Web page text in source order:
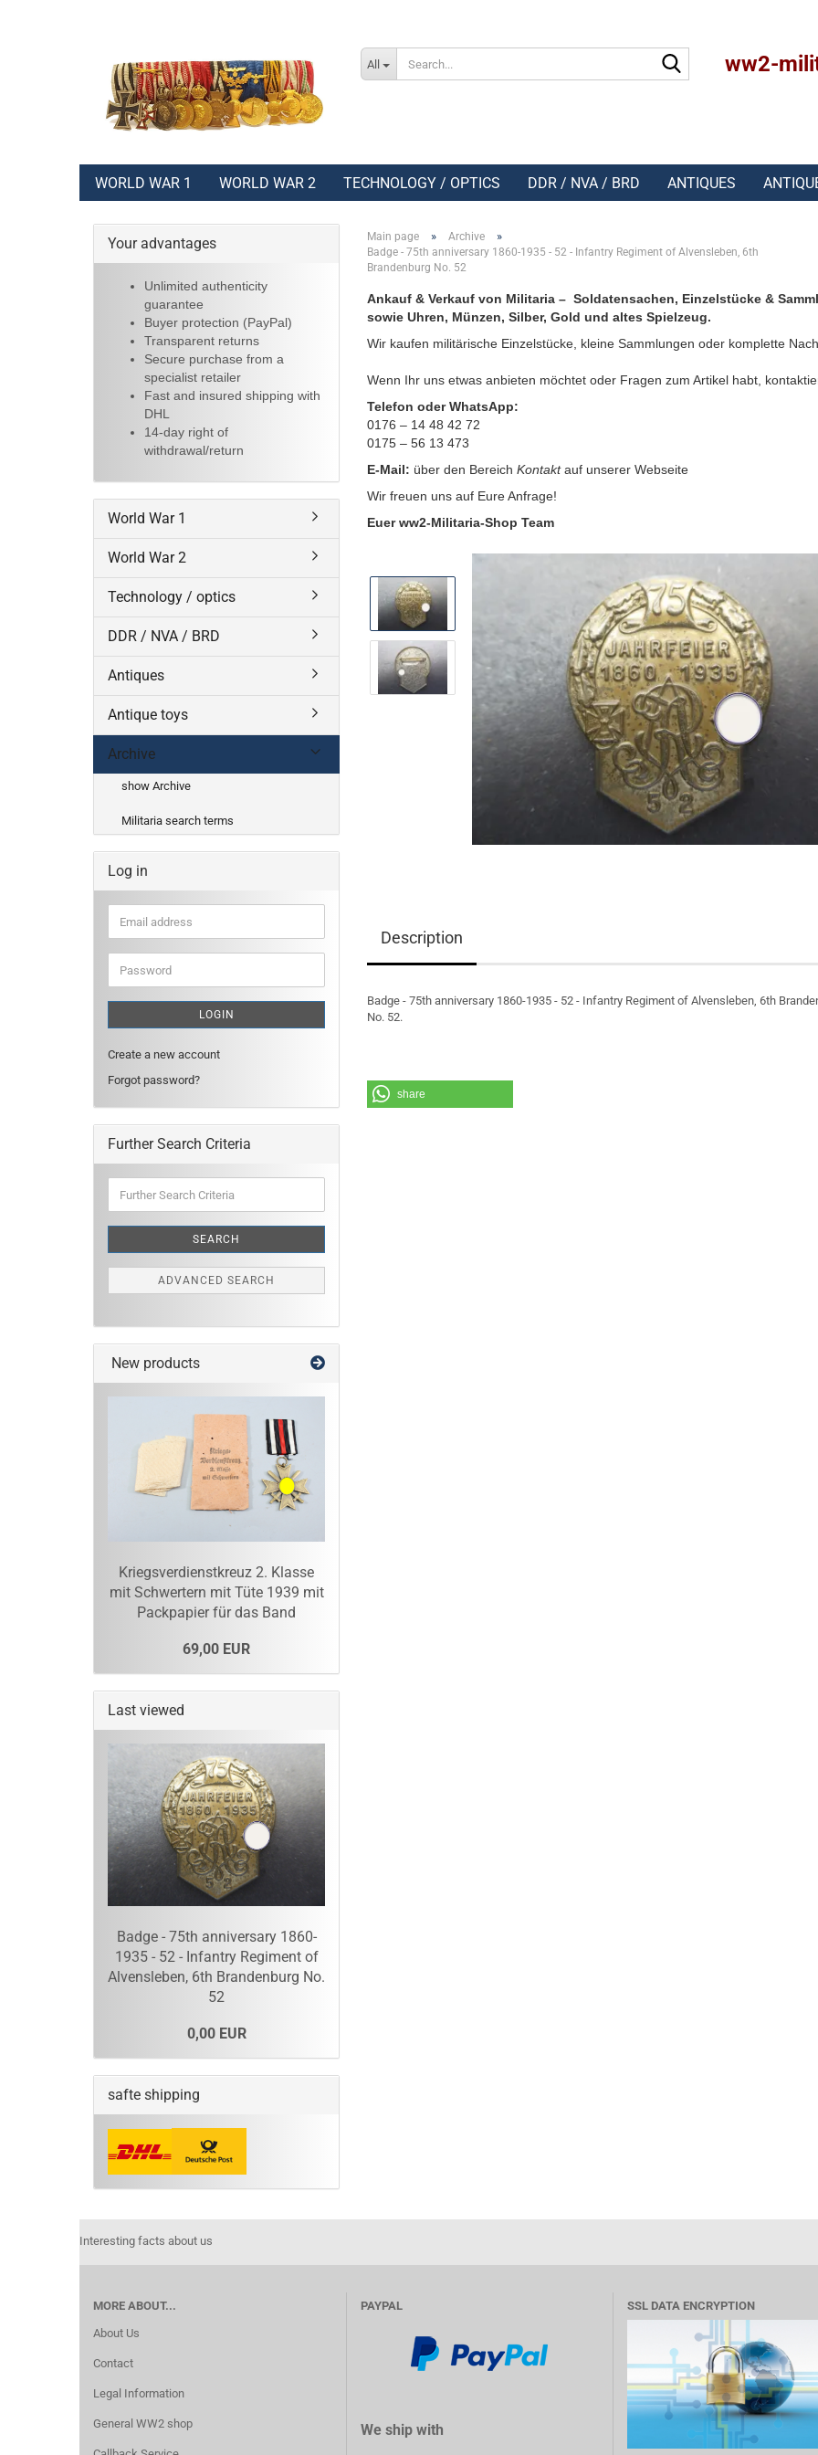
All ww2-
WORLD WAR 1 WORLD WAR 2 TECHNOLOGY / OPTICS DDR / NVA / BRD ANTIQUES
Main page » Archive »
Badge - 75th anniversary 1860-1935 - 52 - Infantry Regiment of Alvensleben, 6th
Brandenburg No. 52
Ankauf & Verkauf von Militaria – Soldatensachen, Einzelstücke &
sowie Uhren, Münzen, Silber, Gold und altes Spielzeug.
Wir kaufen militärische Einzelstücke, kleine Sammlungen oder komplette
Wenn Ihr uns etwas anbieten möchtet oder Fragen zum Artikel habt,
Telefon oder WhatsApp:
0176 – 14 48 42 72
0175 – 56 13 473
E-Mail: über den Bereich Kontakt auf unserer Webseite
Wir freuen uns auf Eure Anfrage!
Euer ww2-Militaria-Shop Team
Description
Badge - 75th anniversary 1860-1935 - 52 - Infantry Regiment of Alvensleben, 6th
No. 52.
share
Your advantages
Unlimited authenticity
guarantee
Buyer protection (PayPal)
Transparent returns
Secure purchase from a
specialist retailer
Fast and insured shipping with
DHL
14-day right of
withdrawal/return
World War 1
World War 2
Technology / optics
DDR / NVA / BRD
Antiques
Antique toys
Archive
show Archive
Militaria search terms
Log in
Email
address
Password
LOGIN
Create a new account
Forgot password?
Further Search Criteria
Search
SEARCH
ADVANCED SEARCH
New products
Kriegsverdienstkreuz 2. Klasse
mit Schwertern mit Tüte 1939 mit
Packpapier für das Band
69,00 EUR
Last viewed
Badge - 75th anniversary 1860-
1935 - 52 - Infantry Regiment of
Alvensleben, 6th Brandenburg No.
52
0,00 EUR
safte shipping
Interesting facts about us
MORE ABOUT...
About Us
Contact
Legal Information
General WW2 shop
PAYPAL
We ship with
SSL DATA ENCRYPTION